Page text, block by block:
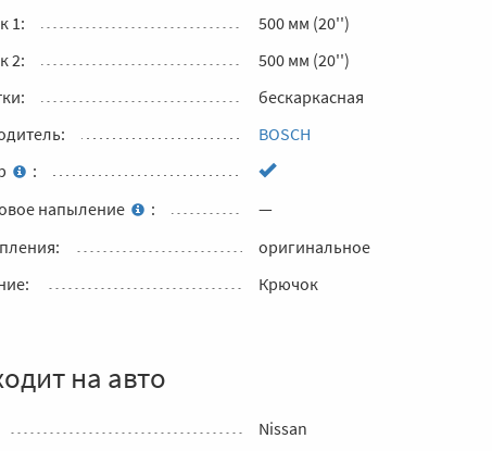
1:
500 мм (20'')
2:
500 мм (20'')
бескаркасная
BOSCH
:
напыление
:
—
оригинальное
Крючок
на авто
Nissan